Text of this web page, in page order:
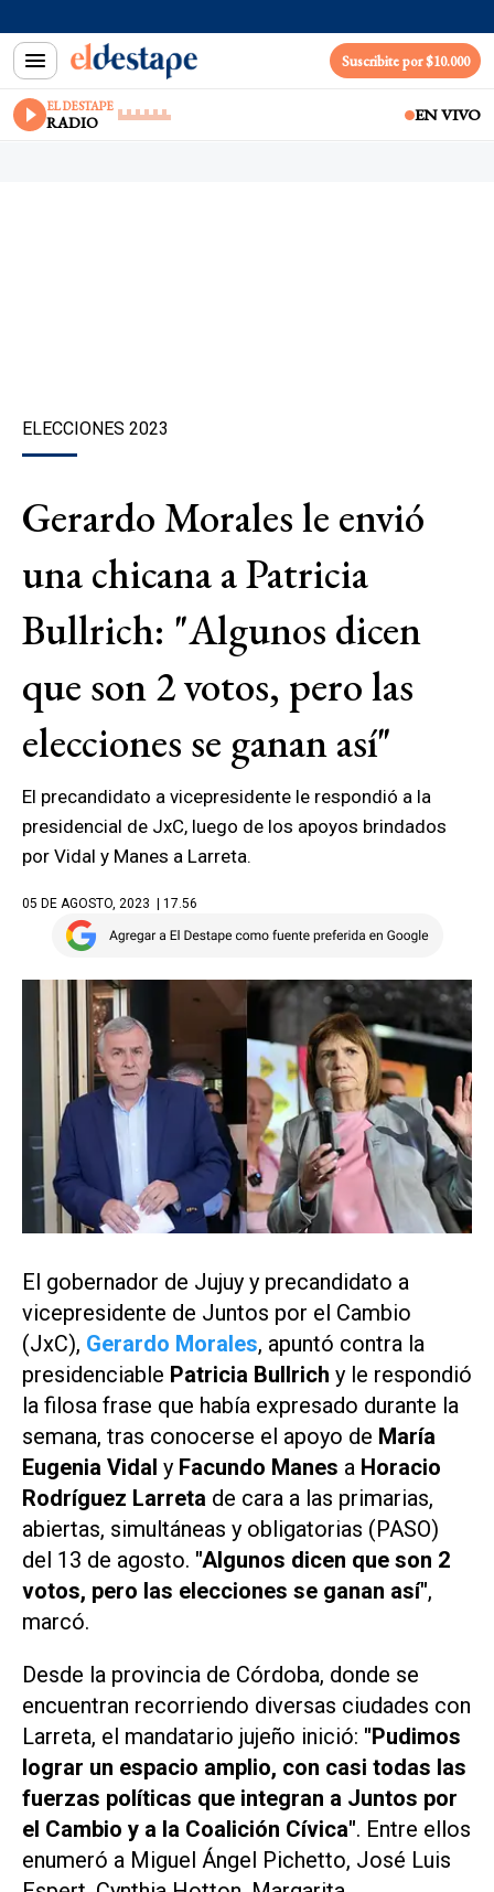
Suscribite por $10.000
EL DESTAPE
RADIO EN VIVO
ELECCIONES 2023
Gerardo Morales le envió
una chicana a Patricia
Bullrich: "Algunos dicen
que son 2 votos, pero las
elecciones se ganan así"
El precandidato a vicepresidente le respondió a la
presidencial de JxC, luego de los apoyos brindados
por Vidal y Manes a Larreta.
05 DE AGOSTO, 2023 | 17.56
El gobernador de Jujuy y precandidato a
vicepresidente de Juntos por el Cambio
(JxC), Gerardo Morales, apuntó contra la
presidenciable Patricia Bullrich y le respondió
la filosa frase que había expresado durante la
semana, tras conocerse el apoyo de María
Eugenia Vidal y Facundo Manes a Horacio
Rodríguez Larreta de cara a las primarias,
abiertas, simultáneas y obligatorias (PASO)
del 13 de agosto. "Algunos dicen que son 2
votos, pero las elecciones se ganan así",
marcó.
Desde la provincia de Córdoba, donde se
encuentran recorriendo diversas ciudades con
Larreta, el mandatario jujeño inició: "Pudimos
lograr un espacio amplio, con casi todas las
fuerzas políticas que integran a Juntos por
el Cambio y a la Coalición Cívica". Entre ellos
enumeró a Miguel Ángel Pichetto, José Luis